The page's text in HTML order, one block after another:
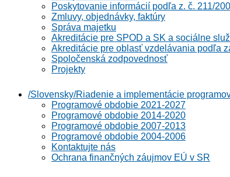
Poskytovanie informácií podľa z. č. 211/
Zmluvy, objednávky, faktúry
Správa majetku
Akreditácie pre SPOD a SK a sociálne
Akreditácie pre oblasť vzdelávania podľa
Spoločenská zodpovednosť
Projekty
/Slovensky/Riadenie a implementácie
Programové obdobie 2021-2027
Programové obdobie 2014-2020
Programové obdobie 2007-2013
Programové obdobie 2004-2006
Kontaktujte nás
Ochrana finančných záujmov EÚ v SR